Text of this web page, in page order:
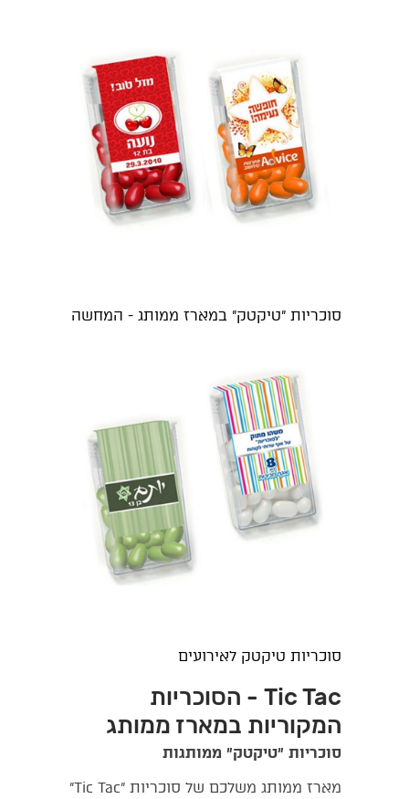
סוכריות "טיקטק" במארז ממותג - המחשה
סוכריות טיקטק לאירועים
Tic Tac - הסוכריות
המקוריות במארז ממותג
סוכריות "טיקטק" ממותגות
מארז ממותג משלכם של סוכריות "Tic Tac"